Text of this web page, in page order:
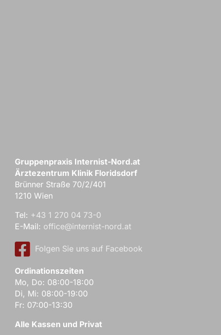
Gruppenpraxis Internist-Nord.at
Ärztezentrum Klinik Floridsdorf
Brünner Straße 70/2/401
1210 Wien
Tel: +43 1 270 04 73-0
E-Mail: office@internist-nord.at
Folgen Sie uns auf Facebook
Ordinationszeiten
Mo, Do: 08:00-18:00
Di, Mi: 08:00-19:00
Fr: 07:00-13:30
Alle Kassen und Privat